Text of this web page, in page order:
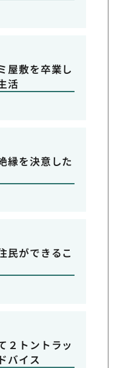
屋敷を卒業し
活
縁を決意した
民ができるこ
２トントラッ
バイス